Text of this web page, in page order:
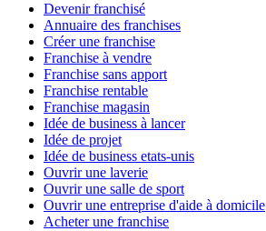
Devenir franchisé
Annuaire des franchises
Créer une franchise
Franchise à vendre
Franchise sans apport
Franchise rentable
Franchise magasin
Idée de business à lancer
Idée de projet
Idée de business etats-unis
Ouvrir une laverie
Ouvrir une salle de sport
Ouvrir une entreprise d'aide à domicile
Acheter une franchise